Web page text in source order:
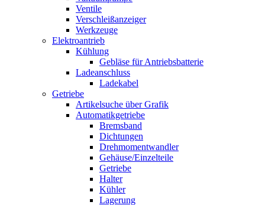
Ventile
Verschleißanzeiger
Werkzeuge
Elektroantrieb
Kühlung
Gebläse für Antriebsbatterie
Ladeanschluss
Ladekabel
Getriebe
Artikelsuche über Grafik
Automatikgetriebe
Bremsband
Dichtungen
Drehmomentwandler
Gehäuse/Einzelteile
Getriebe
Halter
Kühler
Lagerung